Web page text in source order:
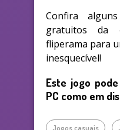
Confira
gratuitos da
fliperama para
inesquecível!
Este jogo
PC como em
Jogos casuais